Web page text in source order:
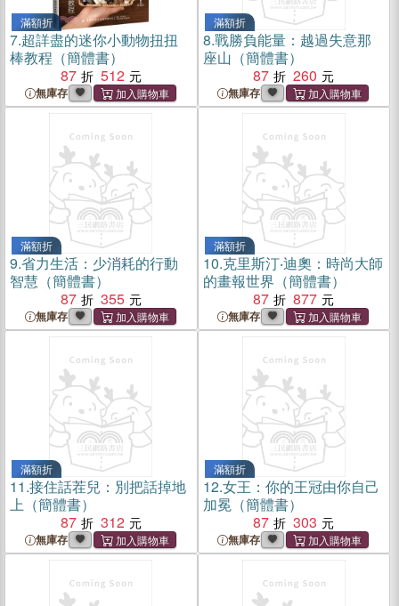
滿額折
7.超詳盡的迷你小動物扭扭
棒教程（簡體書）
87
512
無庫存
滿額折
8.戰勝負能量：越過失意那
座山（簡體書）
87
260
無庫存
滿額折
9.省力生活：少消耗的行動
智慧（簡體書）
87
355
無庫存
滿額折
10.克里斯汀‧迪奧：時尚大師
的畫報世界（簡體書）
87
877
無庫存
滿額折
11.接住話茬兒：別把話掉地
上（簡體書）
87
312
無庫存
滿額折
12.女王：你的王冠由你自己
加冕（簡體書）
87
303
無庫存